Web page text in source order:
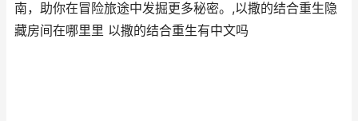
南，助你在冒险旅途中发掘更多秘密。,以撒的结合重生隐
藏房间在哪里里 以撒的结合重生有中文吗